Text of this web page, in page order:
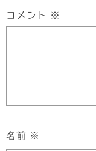
コメント ※
名前 ※